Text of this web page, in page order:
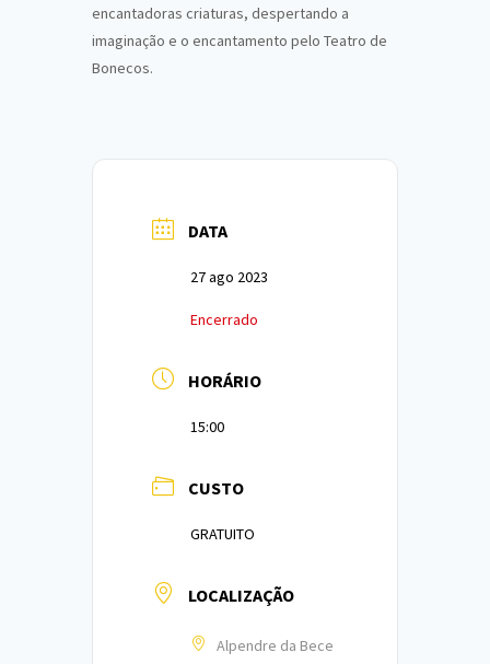
encantadoras criaturas, despertando a
imaginação e o encantamento pelo Teatro de
Bonecos.
DATA
27 ago 2023
Encerrado
HORÁRIO
15:00
CUSTO
GRATUITO
LOCALIZAÇÃO
Alpendre da Bece